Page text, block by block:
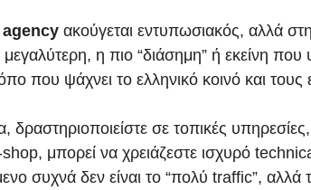
agency ακούγεται εντυπωσιακός, αλλά
μεγαλύτερη, η πιο “διάσημη” ή εκείνη
που ψάχνει το ελληνικό κοινό και
δραστηριοποιείστε σε τοπικές
μπορεί να χρειάζεστε ισχυρό
συχνά δεν είναι το “πολύ traffic”, αλλά